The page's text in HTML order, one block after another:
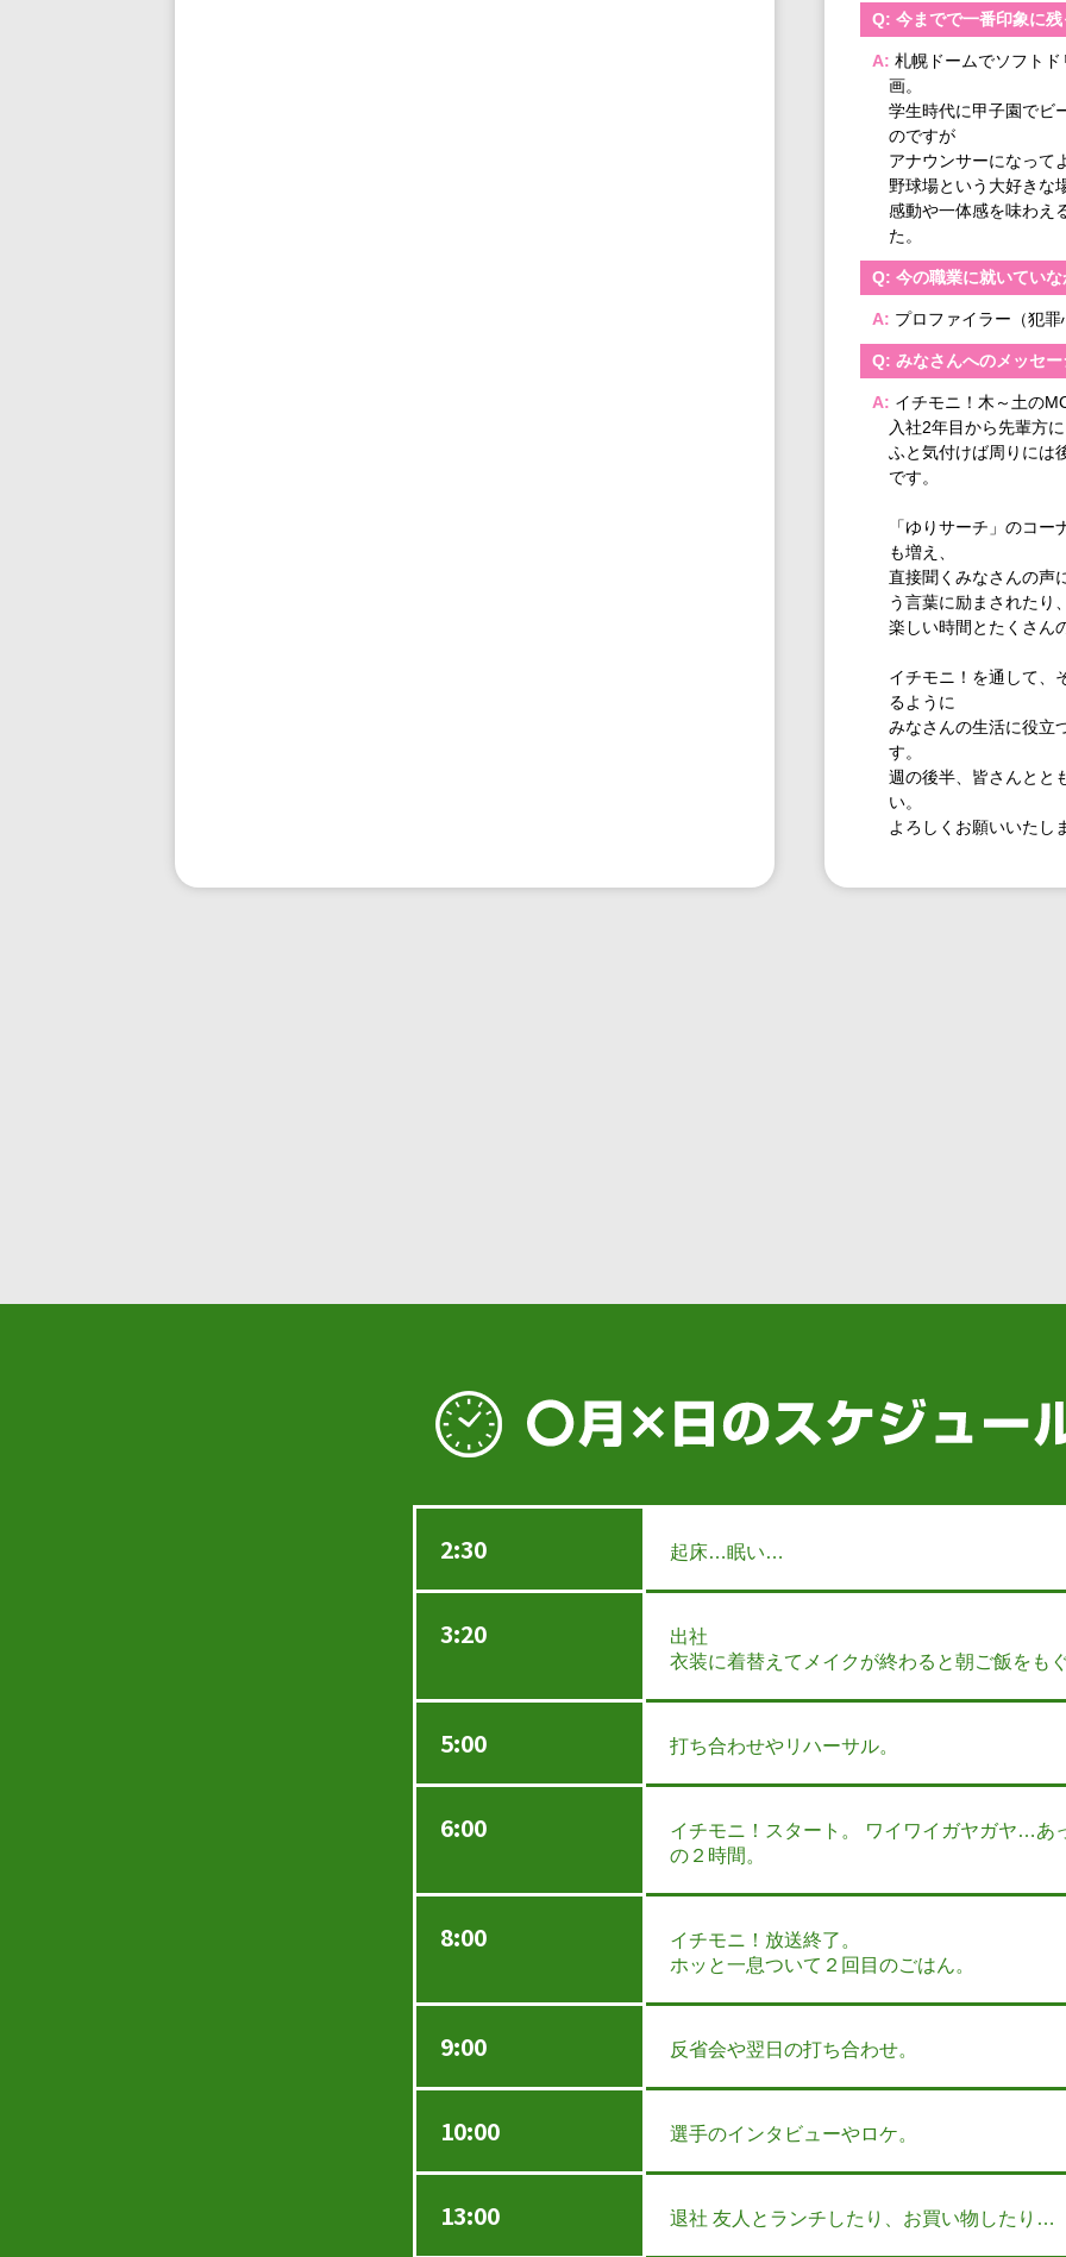
今までで一番印象に
札幌ドームでソフト
画。
学生時代に甲子園でビ
のですが
アナウンサーになって
野球場という大好きな
感動や一体感を味わえ
た。
今の職業に就いてい
プロファイラー（犯
みなさんへのメッセ
イチモニ！木～土の
入社2年目から先輩方
ふと気付けば周りには
です。
「ゆりサーチ」のコ
も増え、
直接聞くみなさんの声
う言葉に励まされたり
楽しい時間とたくさん
イチモニ！を通して、
るように
みなさんの生活に役立
す。
週の後半、皆さんとと
い。
よろしくお願いいたし
2:30 起床…眠い…
3:20
出社
衣装に着替えてメイクが終わると朝ご飯をも
5:00 打ち合わせやリハーサル。
6:00
イチモニ！スタート。 ワイワイガヤガヤ…あ
の２時間。
8:00
イチモニ！放送終了。
ホッと一息ついて２回目のごはん。
9:00 反省会や翌日の打ち合わせ。
10:00 選手のインタビューやロケ。
13:00 退社 友人とランチしたり、お買い物したり…